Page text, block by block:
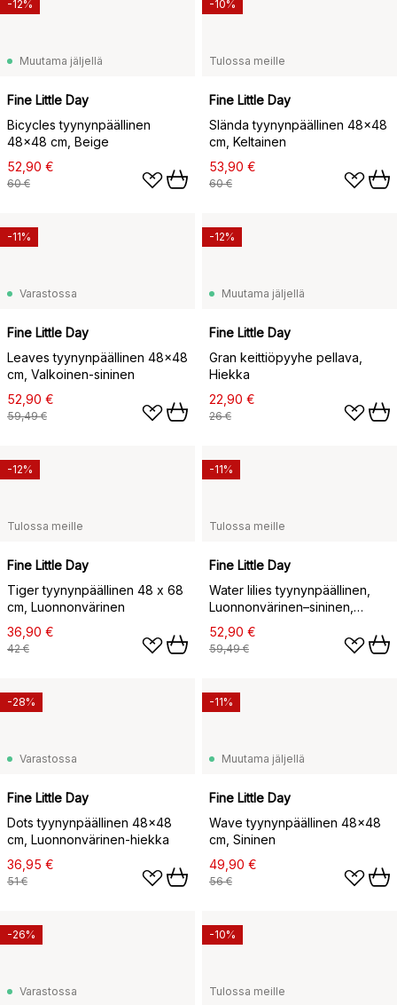
Muutama jäljellä
Fine Little Day
Bicycles tyynynpäällinen
48x48 cm, Beige
52,90 €
60 €
-12%
Tulossa meille
Fine Little Day
Slända tyynynpäällinen 48x48
cm, Keltainen
53,90 €
60 €
-10%
Varastossa
Fine Little Day
Leaves tyynynpäällinen 48x48
cm, Valkoinen-sininen
52,90 €
59,49 €
-11%
Muutama jäljellä
Fine Little Day
Gran keittiöpyyhe pellava,
Hiekka
22,90 €
26 €
-12%
Tulossa meille
Fine Little Day
Tiger tyynynpäällinen 48 x 68
cm, Luonnonvärinen
36,90 €
42 €
-12%
Tulossa meille
Fine Little Day
Water lilies tyynynpäällinen,
Luonnonvärinen–sininen,
48x48 cm
52,90 €
59,49 €
-11%
Varastossa
Fine Little Day
Dots tyynynpäällinen 48x48
cm, Luonnonvärinen-hiekka
36,95 €
51 €
-28%
Muutama jäljellä
Fine Little Day
Wave tyynynpäällinen 48x48
cm, Sininen
49,90 €
56 €
-11%
Varastossa
-26%
Tulossa meille
-10%